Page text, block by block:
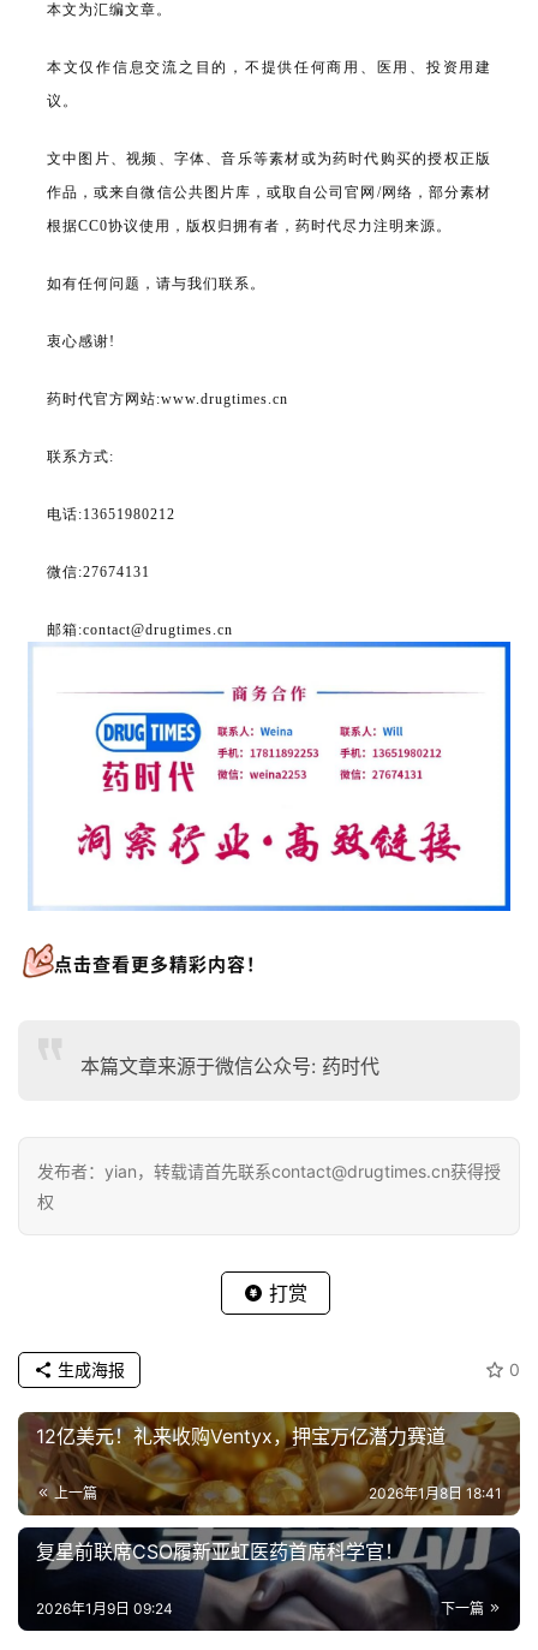
本文为汇编文章。
本文仅作信息交流之目的，不提供任何商用、医用、投资用建
议。
文中图片、视频、字体、音乐等素材或为药时代购买的授权正版
作品，或来自微信公共图片库，或取自公司官网/网络，部分素材
根据CC0协议使用，版权归拥有者，药时代尽力注明来源。
如有任何问题，请与我们联系。
衷心感谢!
药时代官方网站:www.drugtimes.cn
联系方式:
电话:13651980212
微信:27674131
邮箱:contact@drugtimes.cn
点击查看更多精彩内容！
本篇文章来源于微信公众号: 药时代
发布者：yian，转载请首先联系contact@drugtimes.cn获得授
权
打赏
0
生成海报
12亿美元！礼来收购Ventyx，押宝万亿潜力赛道
上一篇 2026年1月8日 18:41
复星前联席CSO履新亚虹医药首席科学官！
下一篇
2026年1月9日 09:24